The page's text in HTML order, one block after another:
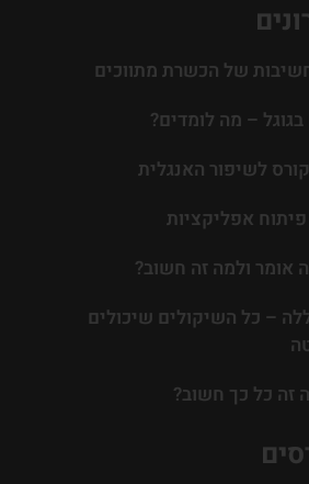
של הכשרת מתווכים
– מה לומדים?
לשיפור האנגלית
אפליקציות
אומר ולמה זה חשוב?
– כל השיקולים שיכולים
זה כל כך חשוב?